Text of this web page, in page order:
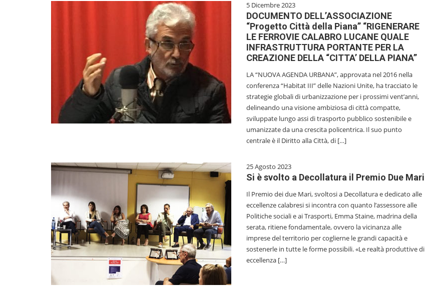
5 Dicembre 2023
DOCUMENTO DELL’ASSOCIAZIONE
“Progetto Città della Piana” “RIGENERARE
LE FERROVIE CALABRO LUCANE QUALE
INFRASTRUTTURA PORTANTE PER LA
CREAZIONE DELLA “CITTA’ DELLA PIANA”
LA “NUOVA AGENDA URBANA”, approvata nel 2016 nella
conferenza “Habitat III” delle Nazioni Unite, ha tracciato le
strategie globali di urbanizzazione per i prossimi vent’anni,
delineando una visione ambiziosa di città compatte,
sviluppate lungo assi di trasporto pubblico sostenibile e
umanizzate da una crescita policentrica. Il suo punto
centrale è il Diritto alla Città, di […]
25 Agosto 2023
Si è svolto a Decollatura il Premio Due Mari
Il Premio dei due Mari, svoltosi a Decollatura e dedicato alle
eccellenze calabresi si incontra con quanto l’assessore alle
Politiche sociali e ai Trasporti, Emma Staine, madrina della
serata, ritiene fondamentale, ovvero la vicinanza alle
imprese del territorio per coglierne le grandi capacità e
sostenerle in tutte le forme possibili. «Le realtà produttive di
eccellenza […]